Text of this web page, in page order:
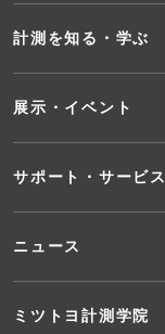
計測を知る・学ぶ
展示・イベント
サポート・サービス
ニュース
ミツトヨ計測学院